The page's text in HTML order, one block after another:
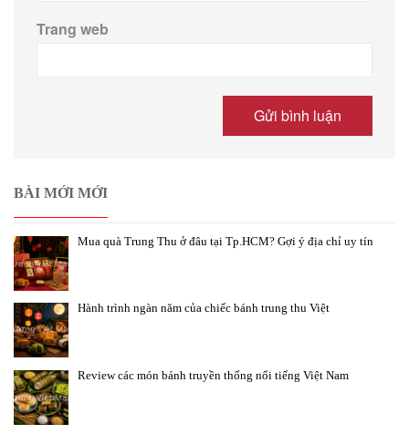
Trang web
BÀI MỚI MỚI
Mua quà Trung Thu ở đâu tại Tp.HCM? Gợi ý địa chỉ uy tín
Hành trình ngàn năm của chiếc bánh trung thu Việt
Review các món bánh truyền thống nổi tiếng Việt Nam